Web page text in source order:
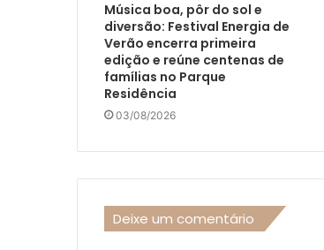
Música boa, pôr do sol e
diversão: Festival Energia de
Verão encerra primeira
edição e reúne centenas de
famílias no Parque
Residência
03/08/2026
Deixe um comentário